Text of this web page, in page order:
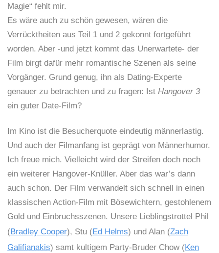
Magie“ fehlt mir.
Es wäre auch zu schön gewesen, wären die
Verrücktheiten aus Teil 1 und 2 gekonnt fortgeführt
worden. Aber -und jetzt kommt das Unerwartete- der
Film birgt dafür mehr romantische Szenen als seine
Vorgänger. Grund genug, ihn als Dating-Experte
genauer zu betrachten und zu fragen: Ist Hangover 3
ein guter Date-Film?
Im Kino ist die Besucherquote eindeutig männerlastig.
Und auch der Filmanfang ist geprägt von Männerhumor.
Ich freue mich. Vielleicht wird der Streifen doch noch
ein weiterer Hangover-Knüller. Aber das war’s dann
auch schon. Der Film verwandelt sich schnell in einen
klassischen Action-Film mit Bösewichtern, gestohlenem
Gold und Einbruchsszenen. Unsere Lieblingstrottel Phil
(Bradley Cooper), Stu (Ed Helms) und Alan (Zach
Galifianakis) samt kultigem Party-Bruder Chow (Ken